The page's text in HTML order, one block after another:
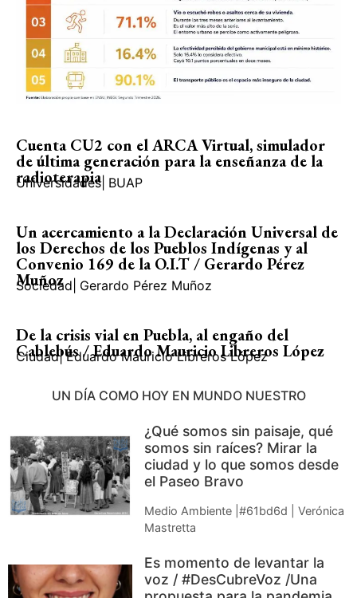
Cuenta CU2 con el ARCA Virtual, simulador
de última generación para la enseñanza de la
radioterapia
Universidades| BUAP
Un acercamiento a la Declaración Universal de
los Derechos de los Pueblos Indígenas y al
Convenio 169 de la O.I.T / Gerardo Pérez
Muñoz
Sociedad Gerardo Pérez Muñoz
De la crisis vial en Puebla, al engaño del
Cablebús / Eduardo Mauricio Libreros López
Ciudad| Eduardo Mauricio Libreros López
UN DÍA COMO HOY EN MUNDO NUESTRO
¿Qué somos sin paisaje, qué
somos sin raíces? Mirar la
ciudad y lo que somos desde
el Paseo Bravo
Medio Ambiente |#61bd6d | Verónica
Mastretta
Es momento de levantar la
voz / #DesCubreVoz /Una